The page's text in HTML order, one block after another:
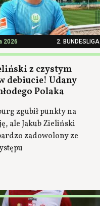
2026 2. BUNDESLIGA
z czystym
debiucie! Udany
Polaka
zgubił punkty na
ale Jakub Zieliński
zadowolony ze